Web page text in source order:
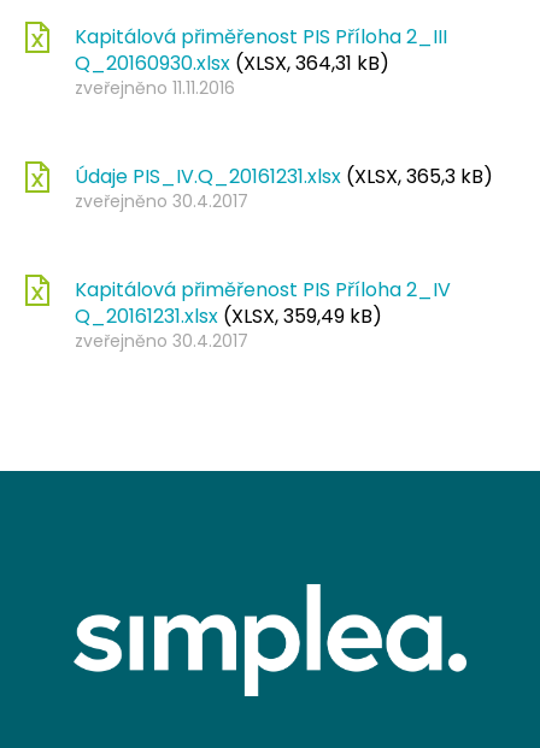
Kapitálová přiměřenost PIS Příloha 2_III
Q_20160930.xlsx (XLSX, 364,31 kB)
zveřejněno 11.11.2016
Údaje PIS_IV.Q_20161231.xlsx (XLSX, 365,3 kB)
zveřejněno 30.4.2017
Kapitálová přiměřenost PIS Příloha 2_IV
Q_20161231.xlsx (XLSX, 359,49 kB)
zveřejněno 30.4.2017